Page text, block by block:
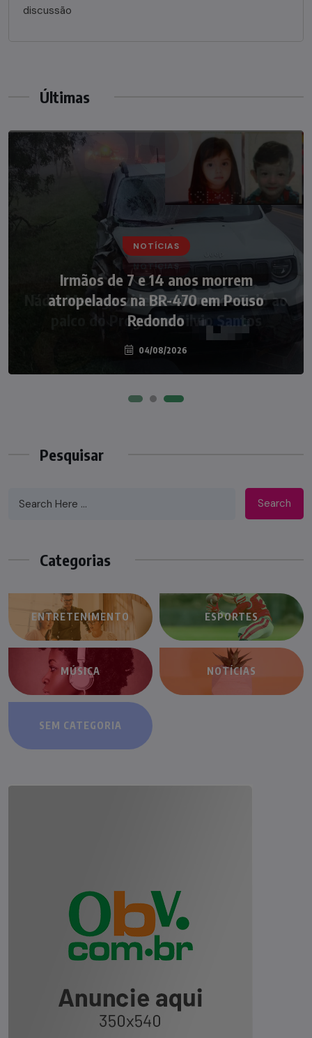
discussão
Últimas
NOTÍCIAS
Irmãos de 7 e 14 anos morrem
atropelados na BR-470 em Pouso
Redondo
04/08/2026
NOTÍCIAS
Nádia Menegazzi leva o nome de Taió ao
palco do Programa Silvio Santos
07/08/2026
Pesquisar
Search
Categorias
ENTRETENIMENTO ESPORTES
MÚSICA NOTÍCIAS
SEM CATEGORIA